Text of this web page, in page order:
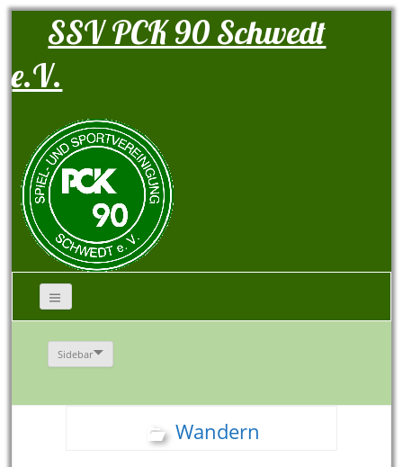
SSV PCK 90 Schwedt
e.V.
Sidebar
Wandern